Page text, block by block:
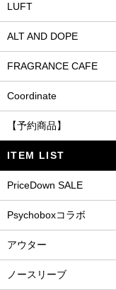
LUFT
ALT AND DOPE
FRAGRANCE CAFE
Coordinate
【予約商品】
ITEM LIST
PriceDown SALE
Psychoboxコラボ
アウター
ノースリーブ